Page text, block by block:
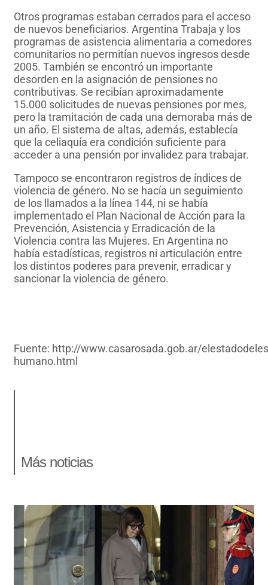
Otros programas estaban cerrados para el acceso
de nuevos beneficiarios. Argentina Trabaja y los
programas de asistencia alimentaria a comedores
comunitarios no permitían nuevos ingresos desde
2005. También se encontró un importante
desorden en la asignación de pensiones no
contributivas. Se recibían aproximadamente
15.000 solicitudes de nuevas pensiones por mes,
pero la tramitación de cada una demoraba más de
un año. El sistema de altas, además, establecía
que la celiaquía era condición suficiente para
acceder a una pensión por invalidez para trabajar.
Tampoco se encontraron registros de índices de
violencia de género. No se hacía un seguimiento
de los llamados a la línea 144, ni se había
implementado el Plan Nacional de Acción para la
Prevención, Asistencia y Erradicación de la
Violencia contra las Mujeres. En Argentina no
había estadísticas, registros ni articulación entre
los distintos poderes para prevenir, erradicar y
sancionar la violencia de género.
Fuente: http://www.casarosada.gob.ar/
humano.html
Más noticias